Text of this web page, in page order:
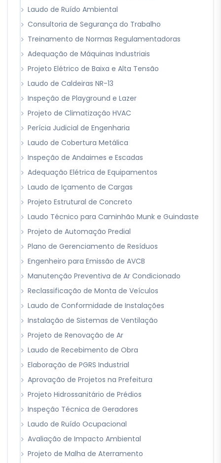
Laudo de Ruído Ambiental
Consultoria de Segurança do Trabalho
Treinamento de Normas Regulamentadoras
Adequação de Máquinas Industriais
Projeto Elétrico de Baixa e Alta Tensão
Laudo de Caldeiras NR-13
Inspeção de Playground e Lazer
Projeto de Climatização HVAC
Perícia Judicial de Engenharia
Laudo de Cobertura Metálica
Inspeção de Andaimes e Escadas
Adequação Elétrica de Equipamentos
Laudo de Içamento de Cargas
Projeto Estrutural de Concreto
Laudo Técnico para Caminhão Munk e Guindaste
Projeto de Automação Predial
Plano de Gerenciamento de Resíduos
Engenheiro para Emissão de AVCB
Manutenção Preventiva de Ar Condicionado
Reclassificação de Monta de Veículos
Laudo de Conformidade de Instalações
Instalação de Sistemas de Ventilação
Projeto de Renovação de Ar
Laudo de Recebimento de Obra
Elaboração de PGRS Industrial
Aprovação de Projetos na Prefeitura
Projeto Hidrossanitário de Prédios
Inspeção Técnica de Geradores
Laudo de Ruído Ocupacional
Avaliação de Impacto Ambiental
Projeto de Malha de Aterramento